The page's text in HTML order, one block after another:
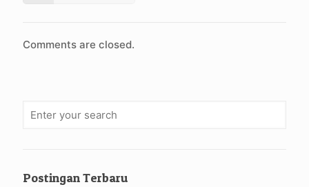
Comments are closed.
Postingan Terbaru